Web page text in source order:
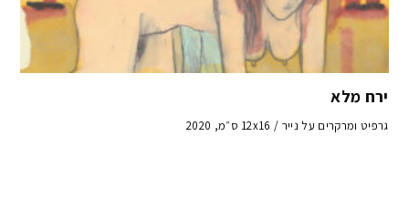
ירח מלא
גרפיט ומרקרים על נייר / 12x16 ס״מ, 2020